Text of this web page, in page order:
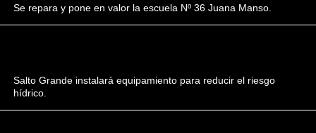
Se repara y pone en valor la escuela Nº 36 Juana Manso.
Salto Grande instalará equipamiento para reducir el riesgo
hídrico.